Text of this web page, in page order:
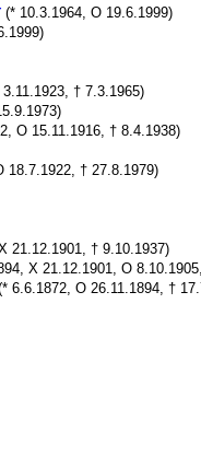
(* 10.3.1964, O 19.6.1999)
† 7.3.1965)
O 15.11.1916, † 8.4.1938)
18.7.1922, † 27.8.1979)
21.12.1901, † 9.10.1937)
X 21.12.1901, O
6.6.1872, O 26.11.1894, †